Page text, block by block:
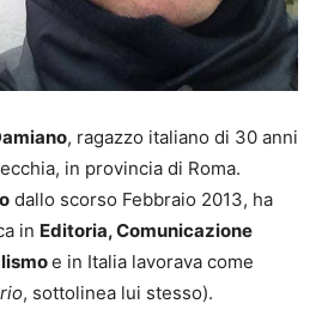
, ragazzo italiano di 30 anni
in provincia di Roma.
dallo scorso Febbraio 2013, ha
in Editoria, Comunicazione
e in Italia lavorava come
, sottolinea lui stesso).